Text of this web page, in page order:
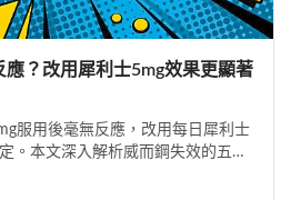
應？改用犀利士5mg效果更顯著
服用後毫無反應，改用每日犀利士
。本文深入解析威而鋼失效的五大